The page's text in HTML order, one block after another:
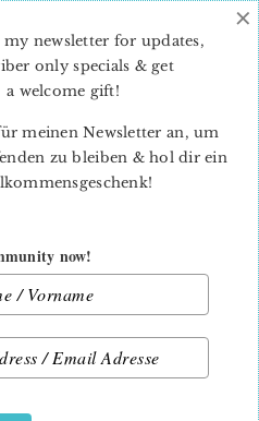
newsletter for updates,
only specials & get
a welcome gift!
meinen Newsletter an, um
zu bleiben & hol dir ein
now!
×